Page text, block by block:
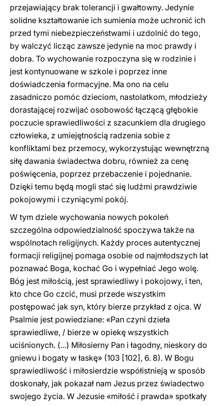
przejawiający brak tolerancji i gwałtowny. Jedynie
solidne kształtowanie ich sumienia może uchronić ich
przed tymi niebezpieczeństwami i uzdolnić do tego,
by walczyć licząc zawsze jedynie na moc prawdy i
dobra. To wychowanie rozpoczyna się w rodzinie i
jest kontynuowane w szkole i poprzez inne
doświadczenia formacyjne. Ma ono na celu
zasadniczo pomóc dzieciom, nastolatkom, młodzieży
dorastającej rozwijać osobowość łączącą głębokie
poczucie sprawiedliwości z szacunkiem dla drugiego
człowieka, z umiejętnością radzenia sobie z
konfliktami bez przemocy, wykorzystując wewnętrzną
siłę dawania świadectwa dobru, również za cenę
poświęcenia, poprzez przebaczenie i pojednanie.
Dzięki temu będą mogli stać się ludźmi prawdziwie
pokojowymi i czyniącymi pokój.
W tym dziele wychowania nowych pokoleń
szczególna odpowiedzialność spoczywa także na
wspólnotach religijnych. Każdy proces autentycznej
formacji religijnej pomaga osobie od najmłodszych lat
poznawać Boga, kochać Go i wypełniać Jego wolę.
Bóg jest miłością, jest sprawiedliwy i pokojowy, i ten,
kto chce Go czcić, musi przede wszystkim
postępować jak syn, który bierze przykład z ojca. W
Psalmie jest powiedziane: «Pan czyni dzieła
sprawiedliwe, / bierze w opiekę wszystkich
uciśnionych. (...) Miłosierny Pan i łagodny, nieskory do
gniewu i bogaty w łaskę» (103 [102], 6. 8). W Bogu
sprawiedliwość i miłosierdzie współistnieją w sposób
doskonały, jak pokazał nam Jezus przez świadectwo
swojego życia. W Jezusie «miłość i prawda» spotkały